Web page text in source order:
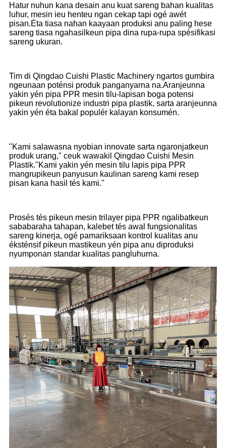
Hatur nuhun kana desain anu kuat sareng bahan kualitas
luhur, mesin ieu henteu ngan cekap tapi ogé awét
pisan.Éta tiasa nahan kaayaan produksi anu paling hese
sareng tiasa ngahasilkeun pipa dina rupa-rupa spésifikasi
sareng ukuran.
Tim di Qingdao Cuishi Plastic Machinery ngartos gumbira
ngeunaan poténsi produk panganyarna na.Aranjeunna
yakin yén pipa PPR mesin tilu-lapisan boga potensi
pikeun revolutionize industri pipa plastik, sarta aranjeunna
yakin yén éta bakal populér kalayan konsumén.
"Kami salawasna nyobian innovate sarta ngaronjatkeun
produk urang," ceuk wawakil Qingdao Cuishi Mesin
Plastik."Kami yakin yén mesin tilu lapis pipa PPR
mangrupikeun panyusun kaulinan sareng kami resep
pisan kana hasil tés kami."
Prosés tés pikeun mesin trilayer pipa PPR ngalibatkeun
sababaraha tahapan, kalebet tés awal fungsionalitas
sareng kinerja, ogé pamariksaan kontrol kualitas anu
éksténsif pikeun mastikeun yén pipa anu diproduksi
nyumponan standar kualitas pangluhurna.